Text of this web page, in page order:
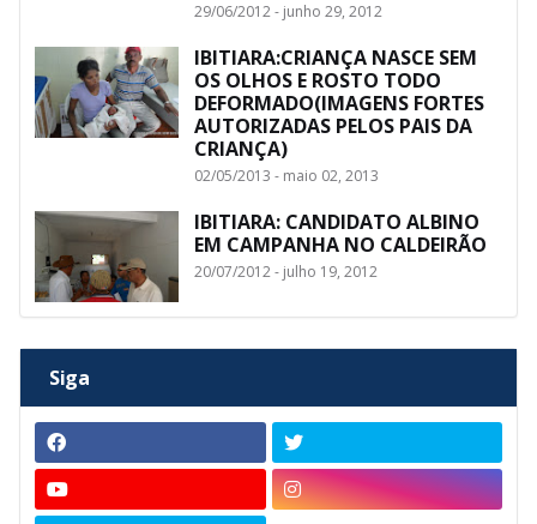
29/06/2012 - junho 29, 2012
IBITIARA:CRIANÇA NASCE SEM
OS OLHOS E ROSTO TODO
DEFORMADO(IMAGENS FORTES
AUTORIZADAS PELOS PAIS DA
CRIANÇA)
02/05/2013 - maio 02, 2013
IBITIARA: CANDIDATO ALBINO
EM CAMPANHA NO CALDEIRÃO
20/07/2012 - julho 19, 2012
Siga